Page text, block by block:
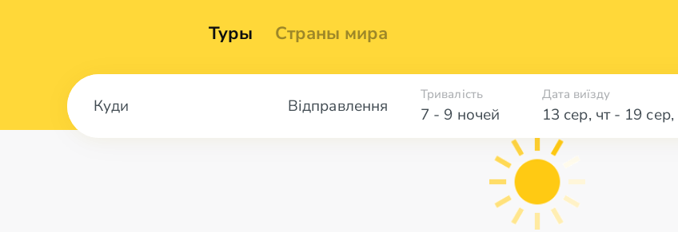
Туры Страны мира
Відправлення 7 - 9 ночей
Тривалість Дата виїзду
13 сер, чт- 19 сер,